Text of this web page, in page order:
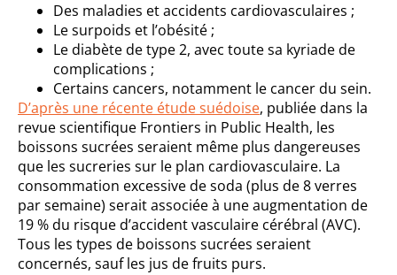
Des maladies et accidents cardiovasculaires ;
Le surpoids et l’obésité ;
Le diabète de type 2, avec toute sa kyriade de
complications ;
Certains cancers, notamment le cancer du sein.
D’après une récente étude suédoise, publiée dans la
revue scientifique Frontiers in Public Health, les
boissons sucrées seraient même plus dangereuses
que les sucreries sur le plan cardiovasculaire. La
consommation excessive de soda (plus de 8 verres
par semaine) serait associée à une augmentation de
19 % du risque d’accident vasculaire cérébral (AVC).
Tous les types de boissons sucrées seraient
concernés, sauf les jus de fruits purs.